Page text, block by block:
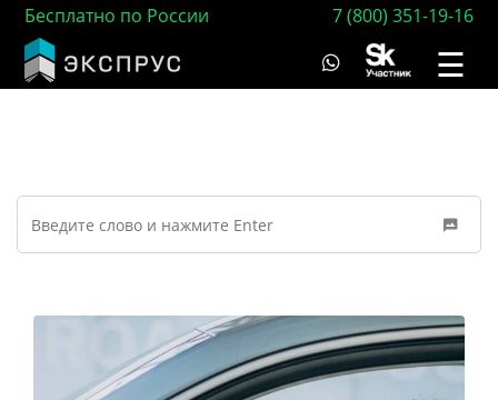
Бесплатно по России 7 (800) 351-19-16
☰